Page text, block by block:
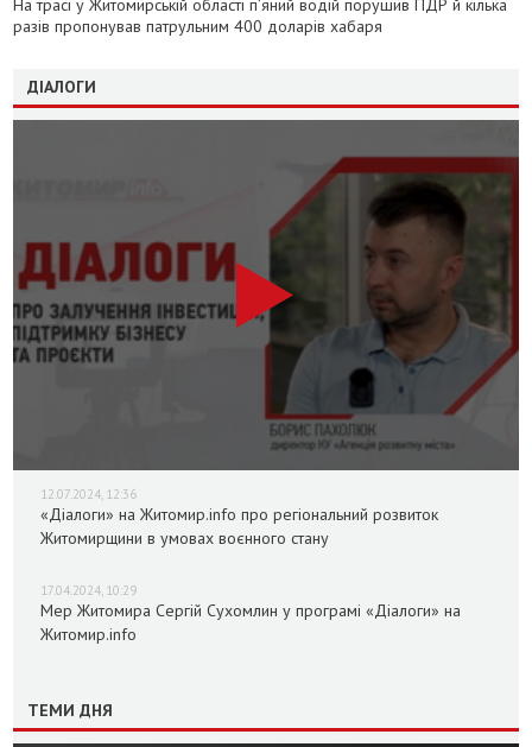
На трасі у Житомирській області п’яний водій порушив ПДР й кілька
разів пропонував патрульним 400 доларів хабаря
ДІАЛОГИ
12.07.2024, 12:36
«Діалоги» на Житомир.info про регіональний розвиток
Житомирщини в умовах воєнного стану
17.04.2024, 10:29
Мер Житомира Сергій Сухомлин у програмі «Діалоги» на
Житомир.info
ТЕМИ ДНЯ